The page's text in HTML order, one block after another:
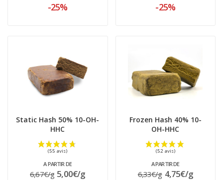
-25% -25%
Static Hash 50% 10-OH-
HHC
A PARTIR DE
6,67€/g 5,00€/g
Frozen Hash 40% 10-
OH-HHC
A PARTIR DE
6,33€/g 4,75€/g